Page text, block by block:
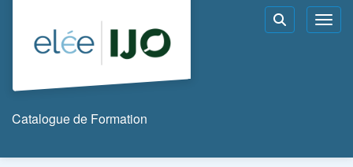
Rechercher
Catalogue de Formation